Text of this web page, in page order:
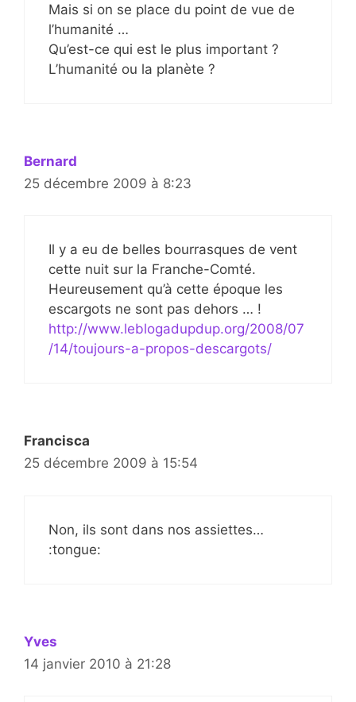
Mais si on se place du point de vue de
l’humanité …
Qu’est-ce qui est le plus important ?
L’humanité ou la planète ?
Bernard
25 décembre 2009 à 8:23
Il y a eu de belles bourrasques de vent
cette nuit sur la Franche-Comté.
Heureusement qu’à cette époque les
escargots ne sont pas dehors … !
http://www.leblogadupdup.org/2008/07
/14/toujours-a-propos-descargots/
Francisca
25 décembre 2009 à 15:54
Non, ils sont dans nos assiettes…
:tongue:
Yves
14 janvier 2010 à 21:28